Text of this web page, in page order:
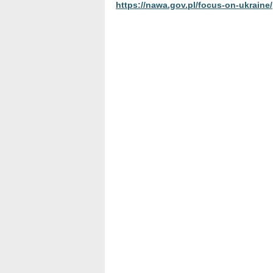
https://nawa.gov.pl/focus-on-